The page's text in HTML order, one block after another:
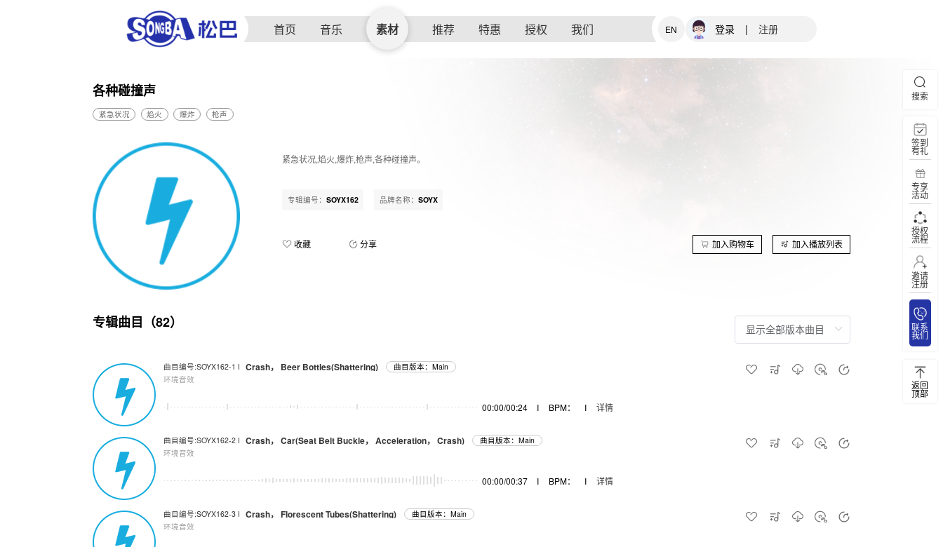
首页 音乐 素材 推荐 特惠 授权 我们 EN 登录 | 注册
各种碰撞声
紧急状况 焰火 爆炸 枪声
紧急状况,焰火,爆炸,枪声,各种碰撞声。
专辑编号： SOYX162 品牌名称： SOYX
收藏 分享 加入购物车 加入播放列表
专辑曲目（82）
曲目编号:SOYX162-1 I Crash， Beer Bottles(Shattering)
曲目版本：Main
环境音效
00:00/00:24 I BPM： I 详情
曲目编号:SOYX162-2 I Crash， Car(Seat Belt Buckle， Acceleration， Crash)
曲目版本：Main
环境音效
00:00/00:37 I BPM： I 详情
曲目编号:SOYX162-3 I Crash， Florescent Tubes(Shattering)
曲目版本：Main
环境音效
搜索
签到
有礼
专享
活动
授权
流程
邀请
注册
联系
我们
返回
顶部